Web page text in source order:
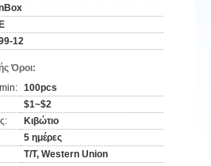
12
Όροι:
100pcs
$1~$2
Κιβώτιο
5 ημέρες
T/T, Western Union